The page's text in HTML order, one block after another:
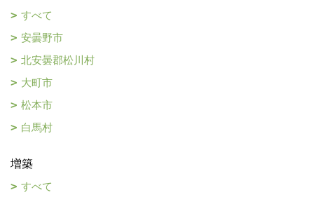
すべて
安曇野市
北安曇郡松川村
大町市
松本市
白馬村
増築
すべて